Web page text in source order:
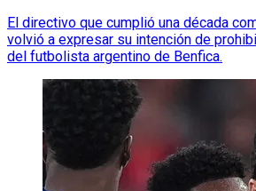
El directivo que cumplió una década
volvió a expresar su intención de
del futbolista argentino de Benfica.